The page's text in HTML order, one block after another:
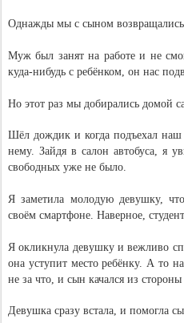
Однажды мы с сыном
Муж был занят на работе и не
куда-нибудь с ребёнком, он нас
Но этот раз мы добирались домой
Шёл дождик и когда подъехал наш
нему. Зайдя в салон автобуса, я
свободных уже не было.
Я заметила молодую девушку,
своём смартфоне. Наверное,
Я окликнула девушку и вежливо
она уступит место ребёнку. А то
не за что, и сын качался из стороны
Девушка сразу встала, и помогла